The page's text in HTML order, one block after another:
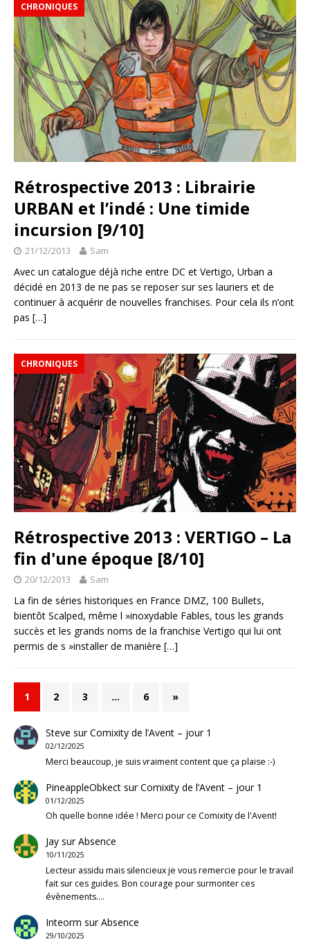
CHRONIQUES
Rétrospective 2013 : Librairie
URBAN et l’indé : Une timide
incursion [9/10]
21/12/2013 Sam
Avec un catalogue déjà riche entre DC et Vertigo, Urban a
décidé en 2013 de ne pas se reposer sur ses lauriers et de
continuer à acquérir de nouvelles franchises. Pour cela ils n’ont
pas […]
CHRONIQUES
Rétrospective 2013 : VERTIGO – La
fin d'une époque [8/10]
20/12/2013 Sam
La fin de séries historiques en France DMZ, 100 Bullets,
bientôt Scalped, même l »inoxydable Fables, tous les grands
succès et les grands noms de la franchise Vertigo qui lui ont
permis de s »installer de manière […]
1 2 3 … 6 »
Steve surComixity de l’Avent – jour 1
02/12/2025
Merci beaucoup, je suis vraiment content que ça plaise :-)
PineappleObkectsurComixity de l’Avent – jour 1
01/12/2025
Oh quelle bonne idée ! Merci pour ce Comixity de l'Avent!
JaysurAbsence
10/11/2025
Lecteur assidu mais silencieux je vous remercie pour le travail
fait sur ces guides. Bon courage pour surmonter ces
évènements.…
Inteorm surAbsence
29/10/2025